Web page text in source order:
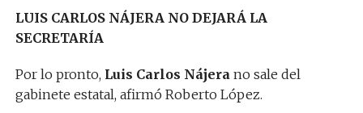
LUIS CARLOS NÁJERA NO DEJARÁ LA
SECRETARÍA
Por lo pronto, Luis Carlos Nájerano sale del
gabinete estatal, afirmó Roberto López.